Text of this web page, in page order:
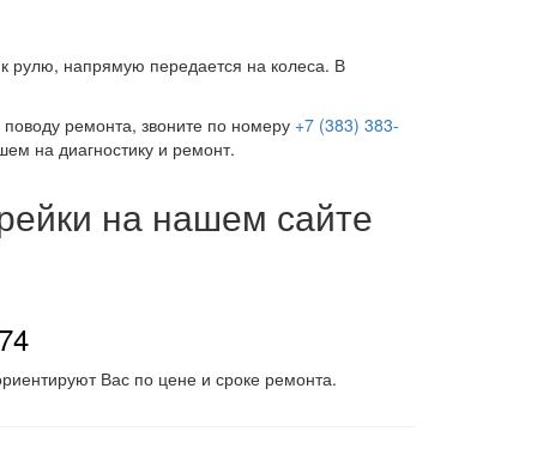
рулю, напрямую передается на колеса. В
ремонта, звоните по номеру +7 (383) 383-
на диагностику и ремонт.
на нашем сайте
Вас по цене и сроке ремонта.